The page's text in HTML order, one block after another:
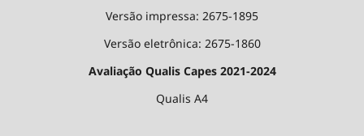
Versão impressa: 2675-1895
Versão eletrônica: 2675-1860
Avaliação Qualis Capes 2021-2024
Qualis A4